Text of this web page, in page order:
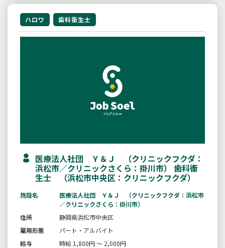
ハロワ 歯科衛生士
医療法人社団 Ｙ＆Ｊ （クリニックフクダ：
浜松市／クリニックさくら：掛川市） 歯科衛
生士 （浜松市中央区：クリニックフクダ）
施設名
医療法人社団 Ｙ＆Ｊ （クリニックフクダ：浜松市
／クリニックさくら：掛川市）
住所
静岡県浜松市中央区
雇用形態
パート・アルバイト
給与
時給 1,800円 ～ 2,000円